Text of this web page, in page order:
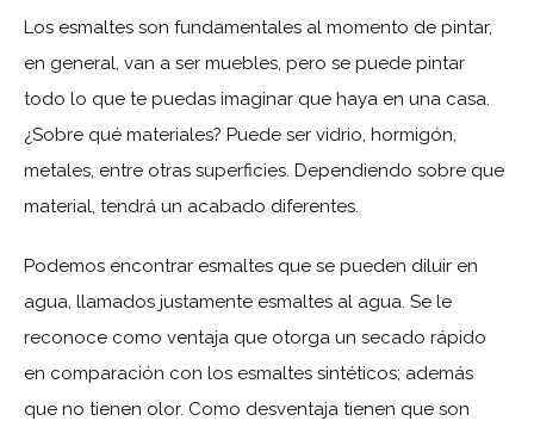
Los esmaltes son fundamentales al momento de pintar,
en general, van a ser muebles, pero se puede pintar
todo lo que te puedas imaginar que haya en una casa.
¿Sobre qué materiales? Puede ser vidrio, hormigón,
metales, entre otras superficies. Dependiendo sobre que
material, tendrá un acabado diferentes.
Podemos encontrar esmaltes que se pueden diluir en
agua, llamados justamente esmaltes al agua. Se le
reconoce como ventaja que otorga un secado rápido
en comparación con los esmaltes sintéticos; además
que no tienen olor. Como desventaja tienen que son